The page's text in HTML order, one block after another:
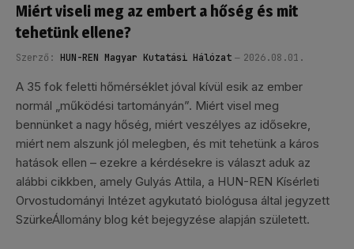
Miért viseli meg az embert a hőség és mit
tehetünk ellene?
Szerző: HUN-REN Magyar Kutatási Hálózat 2026.08.01.
A 35 fok feletti hőmérséklet jóval kívül esik az ember
normál „működési tartományán”. Miért visel meg
bennünket a nagy hőség, miért veszélyes az idősekre,
miért nem alszunk jól melegben, és mit tehetünk a káros
hatások ellen – ezekre a kérdésekre is választ aduk az
alábbi cikkben, amely Gulyás Attila, a HUN-REN Kísérleti
Orvostudományi Intézet agykutató biológusa által jegyzett
SzürkeÁllomány blog két bejegyzése alapján született.